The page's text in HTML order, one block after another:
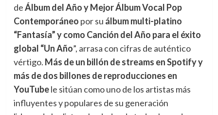
deÁlbum del Año y Mejor Álbum Vocal Pop
Contemporáneo por su álbum multi-platino
“Fantasía” y como Canción del Año para el éxito
global “Un Año”, arrasa con cifras de auténtico
vértigo. Más de un billón de streams en Spotify y
más de dos billones de reproducciones en
YouTubele sitúan como uno de los artistas más
influyentes y populares de su generación